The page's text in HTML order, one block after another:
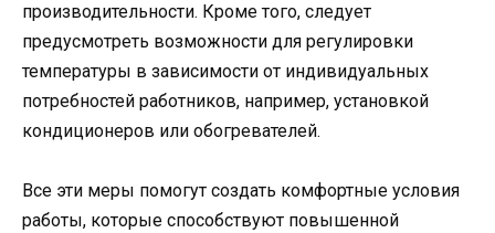
производительности. Кроме того, следует
предусмотреть возможности для регулировки
температуры в зависимости от индивидуальных
потребностей работников, например, установкой
кондиционеров или обогревателей.
Все эти меры помогут создать комфортные условия
работы, которые способствуют повышенной